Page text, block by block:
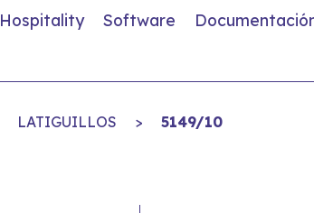
Hospitality Software
LATIGUILLOS > 5149/10